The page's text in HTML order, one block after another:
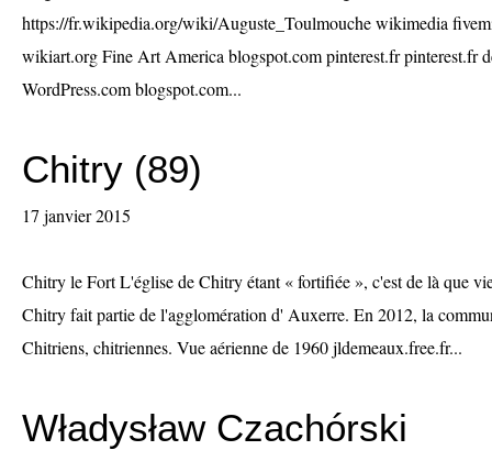
https://fr.wikipedia.org/wiki/Auguste_Toulmouche wikimedia
wikiart.org Fine Art America blogspot.com pinterest.fr pinterest.fr
WordPress.com blogspot.com...
Chitry (89)
17 janvier 2015
Chitry le Fort L'église de Chitry étant « fortifiée », c'est de là que
Chitry fait partie de l'agglomération d' Auxerre. En 2012, la
Chitriens, chitriennes. Vue aérienne de 1960 jldemeaux.free.fr...
Władysław Czachórski